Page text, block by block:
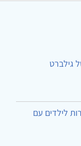
גילברט
לילדים עם